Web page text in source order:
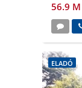
56.9
ELADÓ